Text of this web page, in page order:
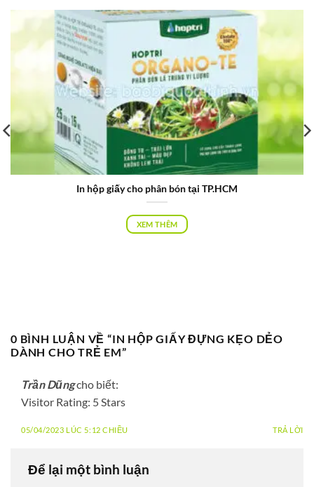
In hộp giấy cho phân bón tại TP.HCM
XEM THÊM
0 BÌNH LUẬN VỀ “IN HỘP GIẤY ĐỰNG KẸO DẺO
DÀNH CHO TRẺ EM”
Trần Dũngcho biết:
Visitor Rating: 5 Stars
05/04/2023 LÚC 5:12 CHIỀU TRẢ LỜI
Để lại một bình luận